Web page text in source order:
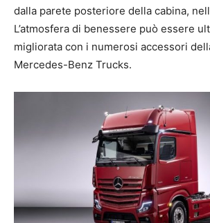
dalla parete posteriore della cabina,
L’atmosfera di benessere può essere
migliorata con i numerosi accessori
Mercedes-Benz Trucks.